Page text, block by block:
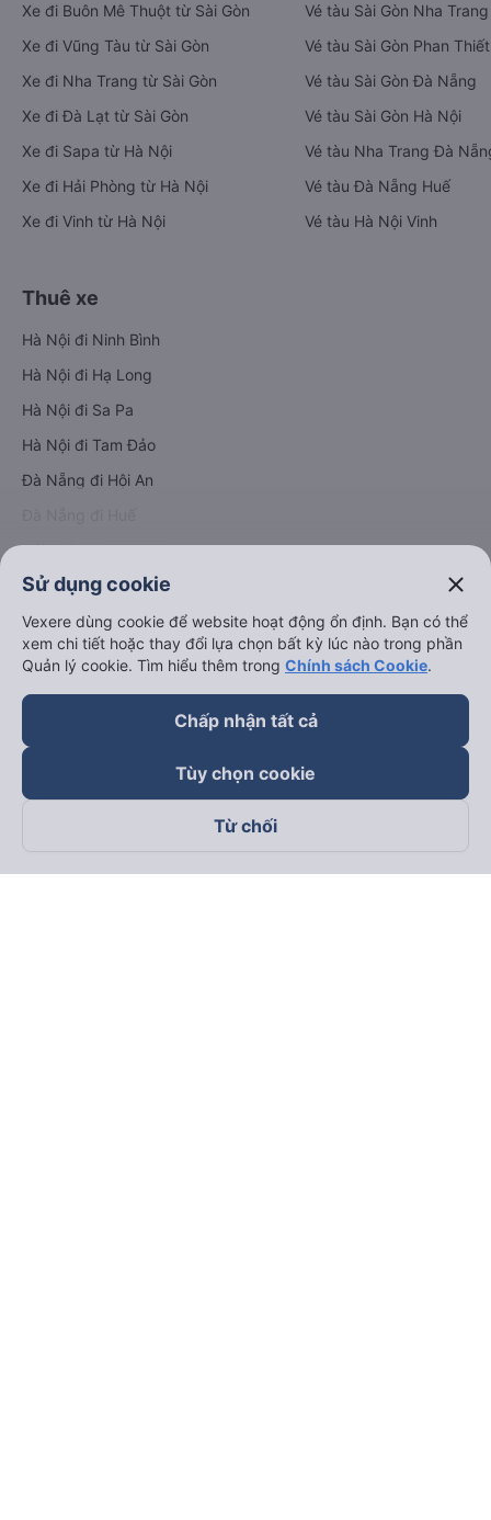
Xe đi Buôn Mê Thuột từ Sài Gòn
Xe đi Vũng Tàu từ Sài Gòn
Xe đi Nha Trang từ Sài Gòn
Xe đi Đà Lạt từ Sài Gòn
Xe đi Sapa từ Hà Nội
Xe đi Hải Phòng từ Hà Nội
Xe đi Vinh từ Hà Nội
Vé tàu Sài Gòn Nha Trang
Vé tàu Sài Gòn Phan Thiết
Vé tàu Sài Gòn Đà Nẵng
Vé tàu Sài Gòn Hà Nội
Vé tàu Nha Trang Đà
Vé tàu Đà Nẵng Huế
Vé tàu Hà Nội Vinh
Thuê xe
Hà Nội đi Ninh Bình
Hà Nội đi Hạ Long
Hà Nội đi Sa Pa
Hà Nội đi Tam Đảo
Đà Nẵng đi Hội An
Hải Phòng đi Hà Nội
keyboard_arrow_down
Về chúng tôi
keyboard_arrow_down
Trở thành đối tác
Sử dụng cookie close
Vexere dùng cookie để website hoạt động ổn định. Bạn có thể
xem chi tiết hoặc thay đổi lựa chọn bất kỳ lúc nào trong phần
Quản lý cookie. Tìm hiểu thêm trong Chính sách Cookie.
Chấp nhận tất cả
Tùy chọn cookie
Từ chối